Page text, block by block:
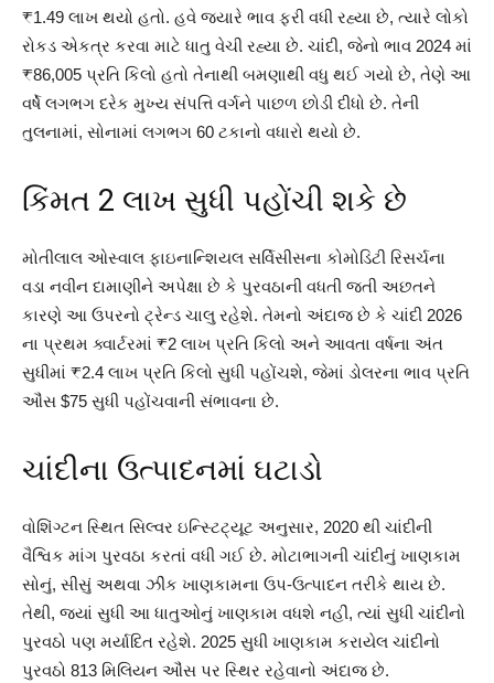
₹1.49 લાખ થયો હતો. હવે જ્યારે ભાવ ફરી વધી રહ્યા છે, ત્યારે લોકો
રોકડ એકત્ર કરવા માટે ધાતુ વેચી રહ્યા છે. ચાંદી, જેનો ભાવ 2024 માં
₹86,005 પ્રતિ કિલો હતો તેનાથી બમણાથી વધુ થઈ ગયો છે, તેણે આ
વર્ષે લગભગ દરેક મુખ્ય સંપત્તિ વર્ગને પાછળ છોડી દીધો છે. તેની
તુલનામાં, સોનામાં લગભગ 60 ટકાનો વધારો થયો છે.
કિંમત 2 લાખ સુધી પહોંચી શકે છે
મોતીલાલ ઓસ્વાલ ફાઇનાન્શિયલ સર્વિસીસના કોમોડિટી રિસર્ચના
વડા નવીન દામાણીને અપેક્ષા છે કે પુરવઠાની વધતી જતી અછતને
કારણે આ ઉપરનો ટ્રેન્ડ ચાલુ રહેશે. તેમનો અંદાજ છે કે ચાંદી 2026
ના પ્રથમ ક્વાર્ટરમાં ₹2 લાખ પ્રતિ કિલો અને આવતા વર્ષના અંત
સુધીમાં ₹2.4 લાખ પ્રતિ કિલો સુધી પહોંચશે, જેમાં ડોલરના ભાવ પ્રતિ
ઔંસ $75 સુધી પહોંચવાની સંભાવના છે.
ચાંદીના ઉત્પાદનમાં ઘટાડો
વોશિંગ્ટન સ્થિત સિલ્વર ઇન્સ્ટિટ્યૂટ અનુસાર, 2020 થી ચાંદીની
વૈશ્વિક માંગ પુરવઠા કરતાં વધી ગઈ છે. મોટાભાગની ચાંદીનું ખાણકામ
સોનું, સીસું અથવા ઝીંક ખાણકામના ઉપ-ઉત્પાદન તરીકે થાય છે.
તેથી, જ્યાં સુધી આ ધાતુઓનું ખાણકામ વધશે નહીં, ત્યાં સુધી ચાંદીનો
પુરવઠો પણ મર્યાદિત રહેશે. 2025 સુધી ખાણકામ કરાયેલ ચાંદીનો
પુરવઠો 813 મિલિયન ઔંસ પર સ્થિર રહેવાનો અંદાજ છે.